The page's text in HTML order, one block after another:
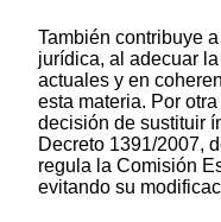
También contribuye
jurídica, al adecuar
actuales y en
esta materia. Por
decisión de sustituir
Decreto 1391/2007,
regula la Comisión
evitando su